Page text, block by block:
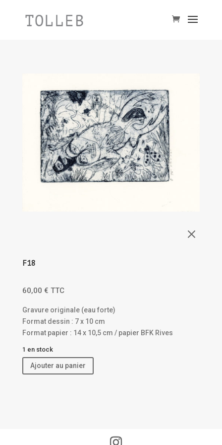
M
F18
60,00 € TTC
Gravure originale (eau forte)
Format dessin : 7 x 10 cm
Format papier : 14 x 10,5 cm / papier BFK Rives
1 en stock
Ajouter au panier